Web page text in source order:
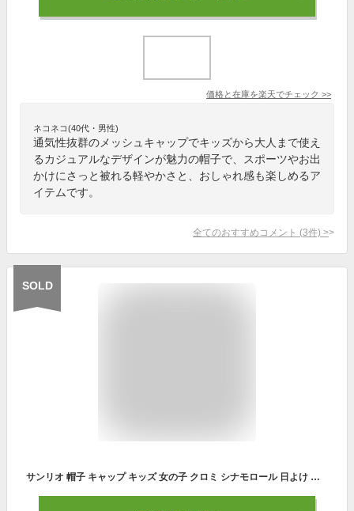
価格と在庫を楽天でチェック >>
ネコネコ(40代・男性)
通気性抜群のメッシュキャップでキッズから大人まで使え
るカジュアルなデザインが魅力の帽子で、スポーツやお出
かけにさっと被れる軽やかさと、おしゃれ感も楽しめるア
イテムです。
全てのおすすめコメント (3件) >
SOLD
サンリオ 帽子 キャップ キッズ 女の子 クロミ シナモロール 日よけ 接触冷感 速乾 リボン 54cm 57.5cm サイズ調整可能 暑さ対策 熱中症対策 猛暑対策 UV対策 親子 姉妹 かわいい おしゃれ ギフト プレゼント